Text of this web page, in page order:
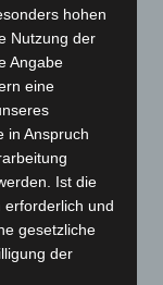
Air 2026:
2026:
Rettung
Wünsche-
ein
hohen
Nutzung der
Angabe
eine
in Anspruch
Ist die
erforderlich und
gesetzliche
der